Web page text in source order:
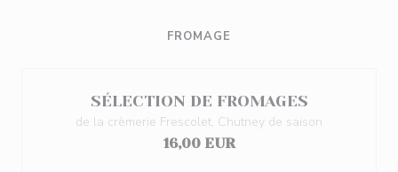
FROMAGE
SÉLECTION DE FROMAGES
de la crèmerie Frescolet, Chutney de saison
16,00 EUR